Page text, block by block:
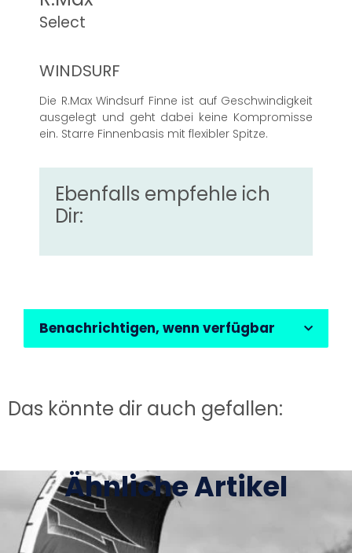
Select
WINDSURF
Die R.Max Windsurf Finne ist auf Geschwindigkeit
ausgelegt und geht dabei keine Kompromisse
ein. Starre Finnenbasis mit flexibler Spitze.
Ebenfalls empfehle ich
Dir:
Benachrichtigen, wenn verfügbar
Das könnte dir auch gefallen:
Ähnliche Artikel